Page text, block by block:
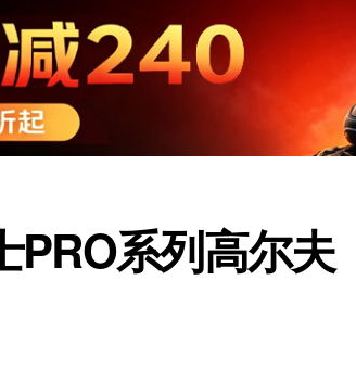
PRO系列高尔夫